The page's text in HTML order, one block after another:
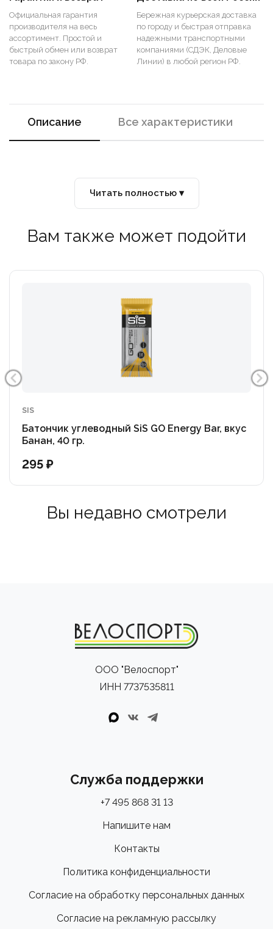
Официальная гарантия
производителя на весь
ассортимент. Простой и
быстрый обмен или возврат
товара по закону РФ.
Бережная курьерская доставка
по городу и быстрая отправка
надежными транспортными
компаниями (СДЭК, Деловые
Линии) в любой регион РФ.
Описание Все характеристики
Читать полностью ▾
Вам также может подойти
SIS
Батончик углеводный SiS GO Energy Bar, вкус
Банан, 40 гр.
295 ₽
Вы недавно смотрели
ООО "Велоспорт"
ИНН 7737535811
Служба поддержки
+7 495 868 31 13
Напишите нам
Контакты
Политика конфиденциальности
Согласие на обработку персональных данных
Согласие на рекламную рассылку